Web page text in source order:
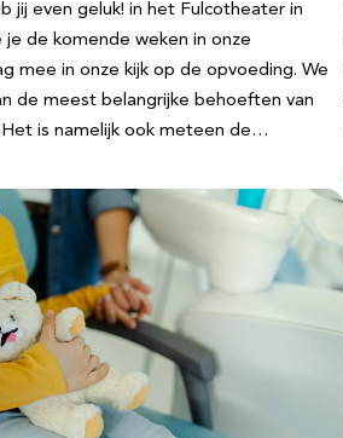
jij even geluk! in het Fulcotheater in
je de komende weken in onze
mee in onze kijk op de opvoeding. We
de meest belangrijke behoeften van
is namelijk ook meteen de…